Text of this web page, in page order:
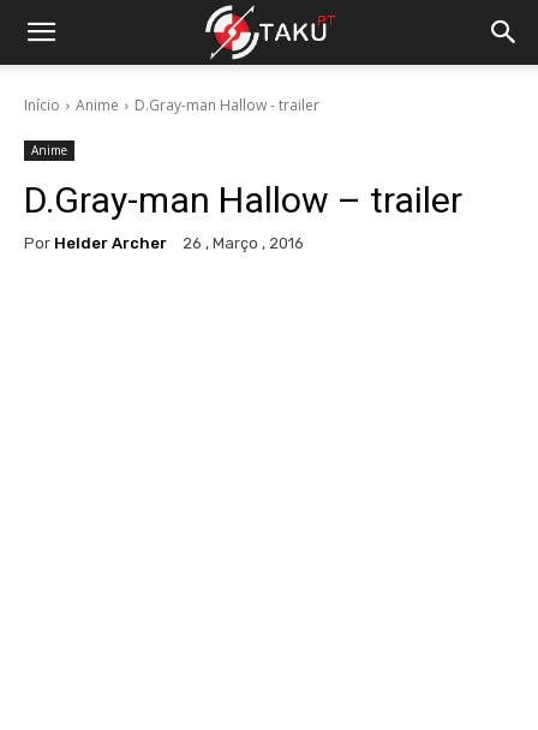
Início Anime D.Gray-man Hallow - trailer
Anime
D.Gray-man Hallow – trailer
Por Helder Archer 26 , Março , 2016